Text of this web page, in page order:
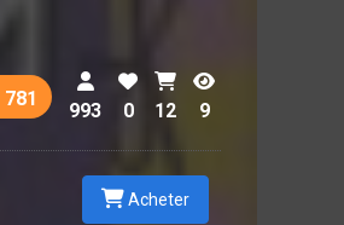
781
993 0 12 9
Acheter